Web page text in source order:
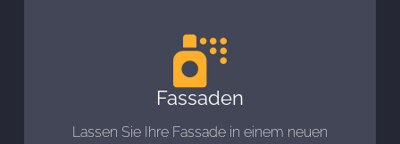
Fassaden
Lassen Sie Ihre Fassade in einem neuen